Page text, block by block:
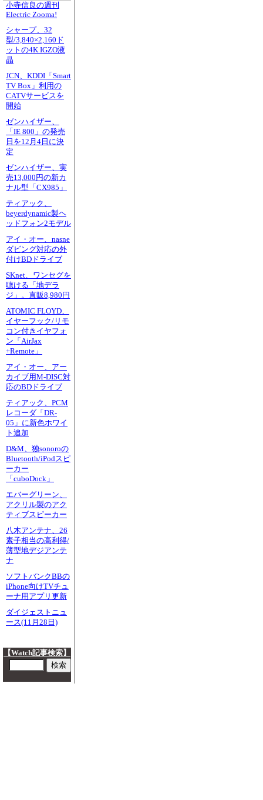
小寺信良の週刊
Electric Zooma!
シャープ、32
型/3,840×2,160ド
ットの4K IGZO液
晶
JCN、KDDI「Smart
TV Box」利用の
CATVサービスを
開始
ゼンハイザー、
「IE 800」の発売
日を12月4日に決
定
ゼンハイザー、実
売13,000円の新カ
ナル型「CX985」
ティアック、
beyerdynamic製ヘ
ッドフォン2モデル
アイ・オー、nasne
ダビング対応の外
付けBDドライブ
SKnet、ワンセグを
聴ける「地デラ
ジ」。直販8,980円
ATOMIC FLOYD、
イヤーフック/リモ
コン付きイヤフォ
ン「AirJax
+Remote」
アイ・オー、アー
カイブ用M-DISC対
応のBDドライブ
ティアック、PCM
レコーダ「DR-
05」に新色ホワイ
ト追加
D&M、独sonoroの
Bluetooth/iPodスピ
ーカー
「cuboDock」
エバーグリーン、
アクリル製のアク
ティブスピーカー
八木アンテナ、26
素子相当の高利得/
薄型地デジアンテ
ナ
ソフトバンクBBの
iPhone向けTVチュ
ーナ用アプリ更新
ダイジェストニュ
ース(11月28日)
【Watch記事検索】